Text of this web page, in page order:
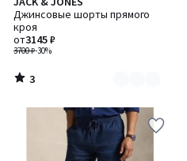
Джинсовые шорты прямого
кроя
3700 ₽-30%
от3145 ₽
/
5
цветов:
3
3
/